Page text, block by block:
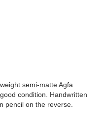
semi-matte Agfa
condition. Handwritten
pencil on the reverse.